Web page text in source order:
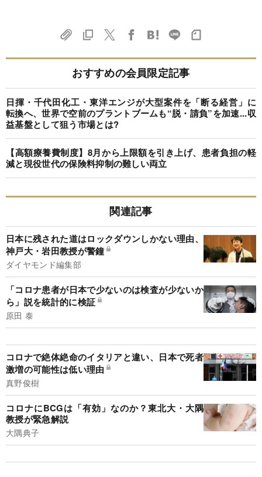
おすすめの会員限定記事
日揮・千代田化工・東洋エンジが大型案件を「断る経営」に
転換へ、世界で空前のプラントブームも“脱・請負”を加速...収
益基盤として狙う市場とは?
【高額療養費制度】8月から上限額を引き上げ、患者負担の軽
減と現役世代の保険料抑制の難しい両立
関連記事
日本に残された道はロックダウンしかない理由、
神戸大・岩田教授が警鐘
ダイヤモンド編集部
「コロナ患者が日本で少ないのは検査が少ないか
ら」説を統計的に検証
原田 泰
コロナで絶体絶命のイタリアと違い、日本で死者
激増の可能性は低い理由
真野俊樹
コロナにBCGは「有効」なのか？東北大・大隅
教授が緊急解説
大隅典子